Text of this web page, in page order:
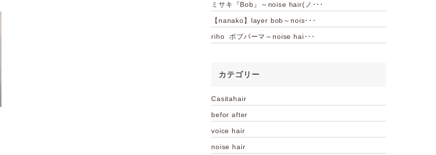
ミサキ『Bob』～noise hair(ノ･･･
【nanako】layer bob～nois･･･
riho ボブパーマ～noise hai･･･
カテゴリー
Casitahair
befor after
voice hair
noise hair